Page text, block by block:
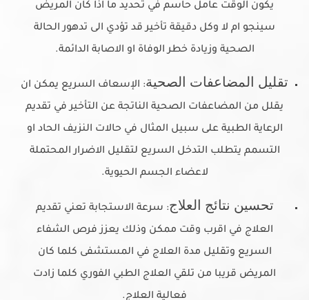
يكون الوقت عامل حاسم في تحديد ما اذا كان المريض
سينجو ام لا وكل دقيقة تأخير قد تؤدي الى تدهور الحالة
الصحية وزيادة خطر الوفاة او الاصابة الدائمة.
تقليل المضاعفات الصحية: الإسعاف السريع يمكن ان
يقلل من المضاعفات الصحية الناتجة عن التأخير في تقديم
الرعاية الطبية على سبيل المثال في حالات النزيف الحاد او
التسمم يتطلب التدخل السريع لتقليل الاضرار المحتملة
لاعضاء الجسم الحيوية.
تحسين نتائج العلاج: سرعة الاستجابة تعني تقديم
العلاج في اقرب وقت ممكن وذلك يعزز فرص الشفاء
السريع وتقليل مدة العلاج في المستشفى كلما كان
المريض قريبا من تلقي العلاج الطبي الفوري كلما زادت
فعالية العلاج.